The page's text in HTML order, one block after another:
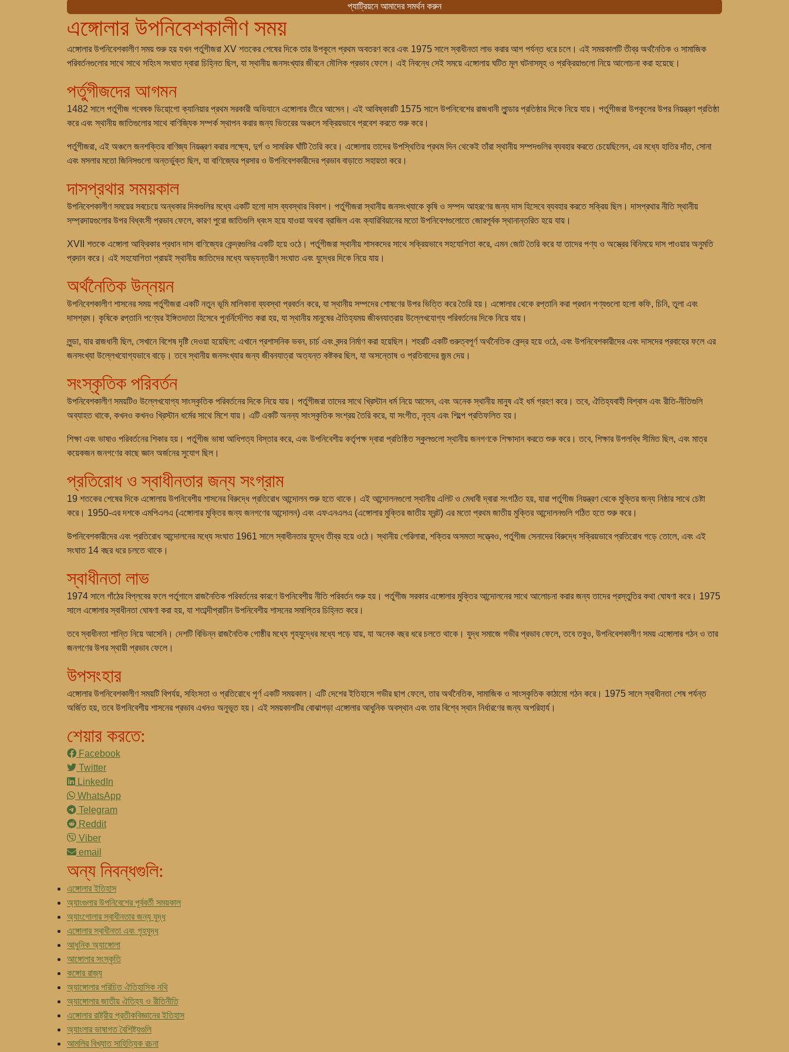
প্যাট্রিয়নে আমাদের সমর্থন করুন
এঙ্গোলার উপনিবেশকালীণ সময়
এঙ্গোলার উপনিবেশকালীণ সময় শুরু হয় যখন পর্তুগীজরা XV শতকের শেষের দিকে তার উপকূলে প্রথম অবতরণ করে এবং 1975 সালে স্বাধীনতা লাভ করার আগ পর্যন্ত ধরে চলে। এই সময়কালটি তীব্র অর্থনৈতিক ও সামাজিক
পরিবর্তনগুলোর সাথে সাথে সহিংস সংঘাত দ্বারা চিহ্নিত ছিল, যা স্থানীয় জনসংখ্যার জীবনে মৌলিক প্রভাব ফেলে। এই নিবন্ধে সেই সময়ে এঙ্গোলায় ঘটিত মূল ঘটনাসমূহ ও প্রক্রিয়াগুলো নিয়ে আলোচনা করা হয়েছে।
পর্তুগীজদের আগমন
1482 সালে পর্তুগীজ গবেষক ডিয়ো্গো ক্যানিয়ার প্রথম সরকারী অভিযানে এঙ্গোলার তীরে আসেন। এই আবিষ্কারটি 1575 সালে উপনিবেশের রাজধানী লুান্ডার প্রতিষ্ঠার দিকে নিয়ে যায়। পর্তুগীজরা উপকূলের উপর নিয়ন্ত্রণ প্রতিষ্ঠা
করে এবং স্থানীয় জাতিগুলোর সাথে বাণিজ্যিক সম্পর্ক স্থাপন করার জন্য ভিতরের অঞ্চলে সক্রিয়ভাবে প্রবেশ করতে শুরু করে।
পর্তুগীজরা, এই অঞ্চলে জনশক্তির বাণিজ্য নিয়ন্ত্রণ করার লক্ষ্যে, দুর্গ ও সামরিক ঘাঁটি তৈরি করে। এঙ্গোলায় তাদের উপস্থিতির প্রথম দিন থেকেই তাঁরা স্থানীয় সম্পদগুলির ব্যবহার করতে চেয়েছিলেন, এর মধ্যে হাতির দাঁত, সোনা
এবং মসলার মতো জিনিসগুলো অন্তর্ভুক্ত ছিল, যা বাণিজ্যের প্রসার ও উপনিবেশকারীদের প্রভাব বাড়াতে সহায়তা করে।
দাসপ্রথার সময়কাল
উপনিবেশকালীণ সময়ের সবচেয়ে অন্ধকার দিকগুলির মধ্যে একটি হলো দাস ব্যবস্থার বিকাশ। পর্তুগীজরা স্থানীয় জনসংখ্যাকে কৃষি ও সম্পদ আহরণের জন্য দাস হিসেবে ব্যবহার করতে সক্রিয় ছিল। দাসপ্রথার নীতি স্থানীয়
সম্প্রদায়গুলোর উপর বিধ্বংসী প্রভাব ফেলে, কারণ পুরো জাতিগুলি ধ্বংস হয়ে যাওয়া অথবা ব্রাজিল এবং ক্যারিবিয়ানের মতো উপনিবেশগুলোতে জোরপূর্বক স্থানান্তরিত হয়ে যায়।
XVII শতকে এঙ্গোলা আফ্রিকার প্রধান দাস বাণিজ্যের কেন্দ্রগুলির একটি হয়ে ওঠে। পর্তুগীজরা স্থানীয় শাসকদের সাথে সক্রিয়ভাবে সহযোগিতা করে, এমন জোট তৈরি করে যা তাদের পণ্য ও অস্ত্রের বিনিময়ে দাস পাওয়ার অনুমতি
প্রদান করে। এই সহযোগিতা প্রায়ই স্থানীয় জাতিদের মধ্যে অভ্যন্তরীণ সংঘাত এবং যুদ্ধের দিকে নিয়ে যায়।
অর্থনৈতিক উন্নয়ন
উপনিবেশকালীণ শাসনের সময় পর্তুগীজরা একটি নতুন ভূমি মালিকানা ব্যবস্থা প্রবর্তন করে, যা স্থানীয় সম্পদের শোষণের উপর ভিত্তি করে তৈরি হয়। এঙ্গোলার থেকে রপ্তানি করা প্রধান পণ্যগুলো হলো কফি, চিনি, তুলা এবং
দাসশ্রম। কৃষিকে রপ্তানি পণ্যের ইঙ্গিতদাতা হিসেবে পুনর্নির্দেশিত করা হয়, যা স্থানীয় মানুষের ঐতিহ্যময় জীবনযাত্রায় উল্লেখযোগ্য পরিবর্তনের দিকে নিয়ে যায়।
লুন্ডা, যার রাজধানী ছিল, সেখানে বিশেষ দৃষ্টি দেওয়া হয়েছিল: এখানে প্রশাসনিক ভবন, চার্চ এবং বন্দর নির্মাণ করা হয়েছিল। শহরটি একটি গুরুত্বপূর্ণ অর্থনৈতিক কেন্দ্র হয়ে ওঠে, এবং উপনিবেশকারীদের এবং দাসদের প্রবাহের ফলে এর
জনসংখ্যা উল্লেখযোগ্যভাবে বাড়ে। তবে স্থানীয় জনসংখ্যার জন্য জীবনযাত্রা অত্যন্ত কষ্টকর ছিল, যা অসন্তোষ ও প্রতিবাদের জন্ম দেয়।
সংস্কৃতিক পরিবর্তন
উপনিবেশকালীণ সময়টিও উল্লেখযোগ্য সাংস্কৃতিক পরিবর্তনের দিকে নিয়ে যায়। পর্তুগীজরা তাদের সাথে খ্রিস্টান ধর্ম নিয়ে আসেন, এবং অনেক স্থানীয় মানুষ এই ধর্ম গ্রহণ করে। তবে, ঐতিহ্যবাহী বিশ্বাস এবং রীতি-নীতিগুলি
অব্যাহত থাকে, কখনও কখনও খ্রিস্টান ধর্মের সাথে মিশে যায়। এটি একটি অনন্য সাংস্কৃতিক সংশ্রয় তৈরি করে, যা সংগীত, নৃত্য এবং শিল্পে প্রতিফলিত হয়।
শিক্ষা এবং ভাষাও পরিবর্তনের শিকার হয়। পর্তুগীজ ভাষা আধিপত্য বিস্তার করে, এবং উপনিবেশীয় কর্তৃপক্ষ দ্বারা প্রতিষ্ঠিত স্কুলগুলো স্থানীয় জনগণকে শিক্ষাদান করতে শুরু করে। তবে, শিক্ষার উপলব্ধি সীমিত ছিল, এবং মাত্র
কয়েকজন জনগণের কাছে জ্ঞান অর্জনের সুযোগ ছিল।
প্রতিরোধ ও স্বাধীনতার জন্য সংগ্রাম
19 শতকের শেষের দিকে এঙ্গোলায় উপনিবেশীয় শাসনের বিরুদ্ধে প্রতিরোধ আন্দোলন শুরু হতে থাকে। এই আন্দোলনগুলো স্থানীয় এলিট ও মেধাবী দ্বারা সংগঠিত হয়, যারা পর্তুগীজ নিয়ন্ত্রণ থেকে মুক্তির জন্য নিষ্ঠার সাথে চেষ্টা
করে। 1950-এর দশকে এমপিএলএ (এঙ্গোলার মুক্তির জন্য জনগণের আন্দোলন) এবং এফএনএলএ (এঙ্গোলার মুক্তির জাতীয় ফ্রন্ট) এর মতো প্রথম জাতীয় মুক্তির আন্দোলনগুলি গঠিত হতে শুরু করে।
উপনিবেশকারীদের এবং প্রতিরোধ আন্দোলনের মধ্যে সংঘাত 1961 সালে স্বাধীনতার যুদ্ধে তীব্র হয়ে ওঠে। স্থানীয় গেরিলারা, শক্তির অসমতা সত্ত্বেও, পর্তুগীজ সেনাদের বিরুদ্ধে সক্রিয়ভাবে প্রতিরোধ গড়ে তোলে, এবং এই
সংঘাত 14 বছর ধরে চলতে থাকে।
স্বাধীনতা লাভ
1974 সালে গাঁঠের বিপ্লবের ফলে পর্তুগালে রাজনৈতিক পরিবর্তনের কারণে উপনিবেশীয় নীতি পরিবর্তন শুরু হয়। পর্তুগীজ সরকার এঙ্গোলার মুক্তির আন্দোলনের সাথে আলোচনা করার জন্য তাদের প্রস্তুতির কথা ঘোষণা করে। 1975
সালে এঙ্গোলার স্বাধীনতা ঘোষণা করা হয়, যা শতাব্দীপ্রাচীন উপনিবেশীয় শাসনের সমাপ্তির চিহ্নিত করে।
তবে স্বাধীনতা শান্তি নিয়ে আসেনি। দেশটি বিভিন্ন রাজনৈতিক গোষ্ঠীর মধ্যে গৃহযুদ্ধের মধ্যে পড়ে যায়, যা অনেক বছর ধরে চলতে থাকে। যুদ্ধ সমাজে গভীর প্রভাব ফেলে, তবে তবুও, উপনিবেশকালীণ সময় এঙ্গোলার গঠন ও তার
জনগণের উপর স্থায়ী প্রভাব ফেলে।
উপসংহার
এঙ্গোলার উপনিবেশকালীণ সময়টি বিপর্যয়, সহিংসতা ও প্রতিরোধে পূর্ণ একটি সময়কাল। এটি দেশের ইতিহাসে গভীর ছাপ ফেলে, তার অর্থনৈতিক, সামাজিক ও সাংস্কৃতিক কাঠামো গঠন করে। 1975 সালে স্বাধীনতা শেষ পর্যন্ত
অর্জিত হয়, তবে উপনিবেশীয় শাসনের প্রভাব এখনও অনুভূত হয়। এই সময়কালটির বোঝাপড়া এঙ্গোলার আধুনিক অবস্থান এবং তার বিশ্বে স্থান নির্ধারণের জন্য অপরিহার্য।
শেয়ার করতে:
Facebook
Twitter
LinkedIn
WhatsApp
Telegram
Reddit
Viber
email
অন্য নিবন্ধগুলি:
এঙ্গোলার ইতিহাস
অ্যাংগুলার উপনিবেশের পূর্ববর্তী সময়কাল
অ্যাংগোলার স্বাধীনতার জন্য যুদ্ধ
এঙ্গোলার স্বাধীনতা এবং গৃহযুদ্ধ
আধুনিক অ্যাঙ্গোলা
আঙ্গোলার সংস্কৃতি
কঙ্গোর রাজ্য
অ্যাঙ্গোলার পরিচিত ঐতিহাসিক নথি
অ্যাঙ্গোলার জাতীয় ঐতিহ্য ও রীতিনীতি
এঙ্গোলার রাষ্ট্রীয় প্রতীকবিজ্ঞানের ইতিহাস
অ্যাংলার ভাষাগত বৈশিষ্ট্যগুলি
আমলির বিখ্যাত সাহিত্যিক রচনা